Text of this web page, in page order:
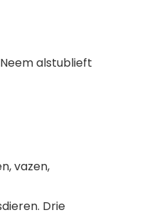
alstublieft
vazen,
Drie